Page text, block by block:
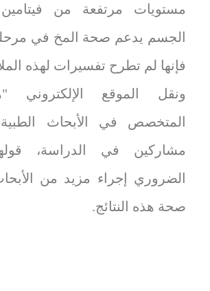
مستويات مرتفعة من
الجسم يدعم صحة المخ في
فإنها لم تطرح تفسيرات لهذه
ونقل الموقع الإلكتروني
المتخصص في الأبحاث
مشاركين في الدراسة،
الضروري إجراء مزيد من
صحة هذه النتائج.